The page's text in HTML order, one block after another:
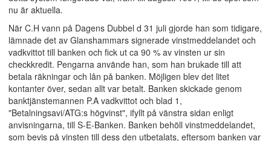
nu är aktuella.
När C.H vann på Dagens Dubbel d 31 juli gjorde han som tidigare,
lämnade det av Glanshammars signerade vinstmeddelandet och
vadkvittot till banken och fick ut ca 90 % av vinsten ur sin
checkkredit. Pengarna använde han, som han brukade till att
betala räkningar och lån på banken. Möjligen blev det litet
kontanter över, sedan allt var betalt. Banken skickade genom
banktjänstemannen P.A vadkvittot och blad 1,
"Betalningsavi/ATG:s högvinst", ifyllt på vänstra sidan enligt
anvisningarna, till S-E-Banken. Banken behöll vinstmeddelandet,
som bevis på vinsten till dess den utbetalats, eftersom banken var